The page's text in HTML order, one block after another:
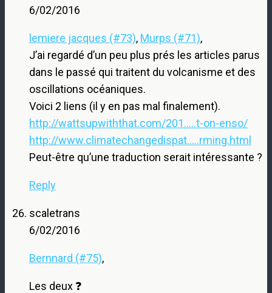
6/02/2016
lemiere jacques (#73), Murps (#71),
J’ai regardé d’un peu plus prés les articles parus
dans le passé qui traitent du volcanisme et des
oscillations océaniques.
Voici 2 liens (il y en pas mal finalement).
http://wattsupwiththat.com/201.....t-on-enso/
http://www.climatechangedispat.....rming.html
Peut-être qu’une traduction serait intéressante ?
Reply
scaletrans
6/02/2016
Bernnard (#75),
Les deux ❓